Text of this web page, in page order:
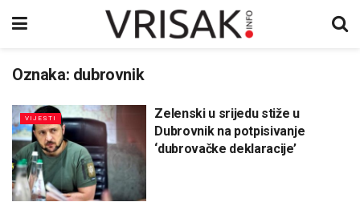
Oznaka: dubrovnik
VIJESTI
Zelenski u srijedu stiže u
Dubrovnik na potpisivanje
‘dubrovačke deklaracije’